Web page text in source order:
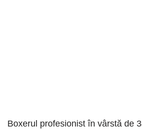
Boxerul profesionist în vârstă de